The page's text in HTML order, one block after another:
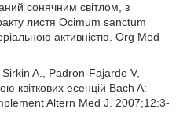
сонячним світлом, з
листя Ocimum sanctum
активністю. Org Med
A., Padron-Fajardo V,
квіткових есенцій Bach A:
Altern Med J. 2007;12:3-